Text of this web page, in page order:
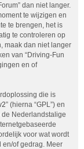
dan niet langer.
te wijzigen en
te brengen, het is
te controleren op
maak dan niet langer
van “Driving-Fun
en of
die is
” (hierna “GPL”) en
de Nederlandstalige
voor wat wordt
of gedrag. Meer